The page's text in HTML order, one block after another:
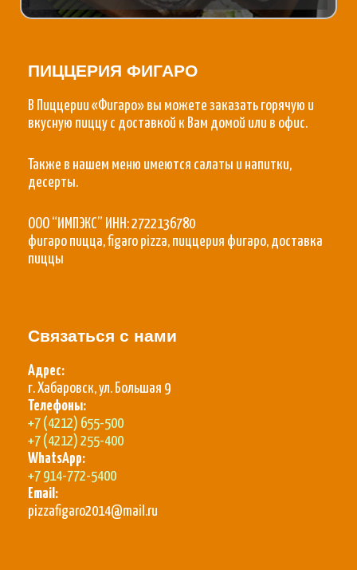
ПИЦЦЕРИЯ ФИГАРО
В Пиццерии «Фигаро» вы можете заказать горячую и
вкусную пиццу с доставкой к Вам домой или в офис.
Также в нашем меню имеются салаты и напитки,
десерты.
ООО “ИМПЭКС” ИНН: 2722136780
фигаро пицца, figaro pizza, пиццерия фигаро, доставка
пиццы
Связаться с нами
Адрес:
г. Хабаровск, ул. Большая 9
Телефоны:
+7 (4212) 655-500
+7 (4212) 255-400
WhatsApp:
+7 914-772-5400
Email:
pizzafigaro2014@mail.ru